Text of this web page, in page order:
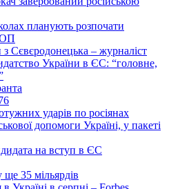
планують розпочати
ОП
з Сєвєродонецька – журналіст
України в ЄС: “головне,
ударів по росіянах
допомоги Україні, у пакеті
на вступ в ЄС
35 мільярдів